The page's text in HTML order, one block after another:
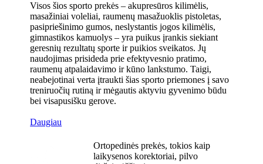
Visos šios sporto prekės – akupresūros kilimėlis,
masažiniai voleliai, raumenų masažuoklis pistoletas,
pasipriešinimo gumos, neslystantis jogos kilimėlis,
gimnastikos kamuolys – yra puikus įrankis siekiant
geresnių rezultatų sporte ir puikios sveikatos. Jų
naudojimas prisideda prie efektyvesnio pratimo,
raumenų atpalaidavimo ir kūno lankstumo. Taigi,
neabejotinai verta įtraukti šias sporto priemones į savo
treniruočių rutiną ir mėgautis aktyviu gyvenimo būdu
bei visapusišku gerove.
Daugiau
Ortopedinės prekės, tokios kaip
laikysenos korektoriai, pilvo